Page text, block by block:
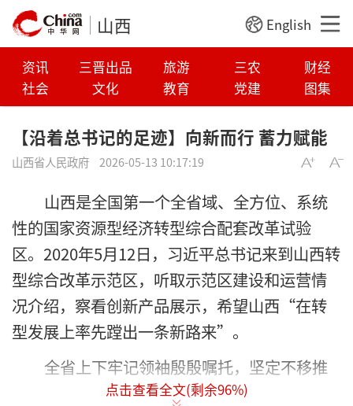
山西 English
资讯 三晋出品 旅游 三农
财经
社会
文化 教育 党建 图集
【沿着总书记的足迹】向新而行 蓄力赋能
山西省人民政府 2026-05-13 10:17:19
山西是全国第一个全省域、全方位、系统
性的国家资源型经济转型综合配套改革试验
区。2020年5月12日，习近平总书记来到山西转
型综合改革示范区，听取示范区建设和运营情
况介绍，察看创新产品展示，希望山西“在转
型发展上率先蹚出一条新路来”。
全省上下牢记领袖殷殷嘱托，坚定不移推
动高质量发展、奋发有为深化全方位转型。山
点击查看全文(剩余96%)